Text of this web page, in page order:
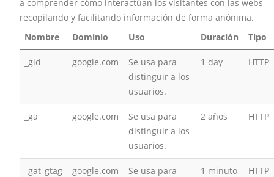
a comprender cómo interactúan los visitantes con las webs
recopilando y facilitando información de forma anónima.
Nombre
Dominio Uso Duración Tipo
_gid google.com
Se usa para
distinguir a los
usuarios.
1 day HTTP
_ga google.com
Se usa para
distinguir a los
usuarios.
2 años HTTP
_gat_gtag google.com
Se usa para
1 minuto HTTP